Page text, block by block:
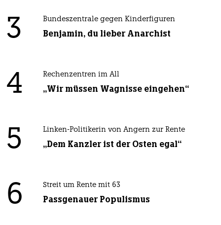
3 Bundeszentrale gegen Kinderfiguren
Benjamin, du lieber Anarchist
4 Rechenzentren im All
„Wir müssen Wagnisse eingehen“
5 Linken-Politikerin von Angern zur Rente
„Dem Kanzler ist der Osten egal“
6 Streit um Rente mit 63
Passgenauer Populismus